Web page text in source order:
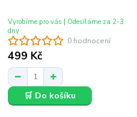
0 hodnocení
499 Kč
Vyrobíme pro vás | Odesíláme za 2-3
dny
🛒 Do košíku